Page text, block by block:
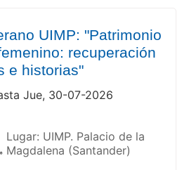
UIMP: "Patrimonio
recuperación
e historias"
Jue, 30-07-2026
Lugar: UIMP. Palacio de la
Magdalena (Santander)